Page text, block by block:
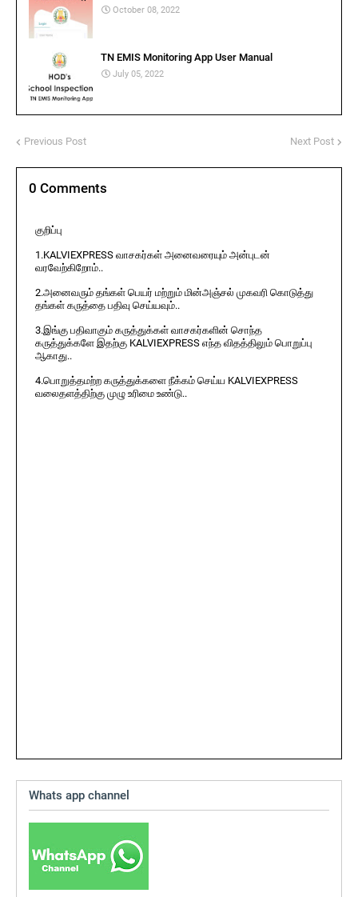
October 08, 2022
TN EMIS Monitoring App User Manual
July 05, 2022
Previous Post Next Post
0 Comments
குறிப்பு
1.KALVIEXPRESS வாசகர்கள் அனைவரையும் அன்புடன்
வரவேற்கிறோம்..
2.அனைவரும் தங்கள் பெயர் மற்றும் மின்அஞ்சல் முகவரி கொடுத்து
தங்கள் கருத்தை பதிவு செய்யவும்..
3.இங்கு பதிவாகும் கருத்துக்கள் வாசகர்களின் சொந்த
கருத்துக்களே இதற்கு KALVIEXPRESS எந்த விதத்திலும் பொறுப்பு
ஆகாது..
4.பொறுத்தமற்ற கருத்துக்களை நீக்கம் செய்ய KALVIEXPRESS
வலைதளத்திற்கு முழு உரிமை உண்டு..
Whats app channel